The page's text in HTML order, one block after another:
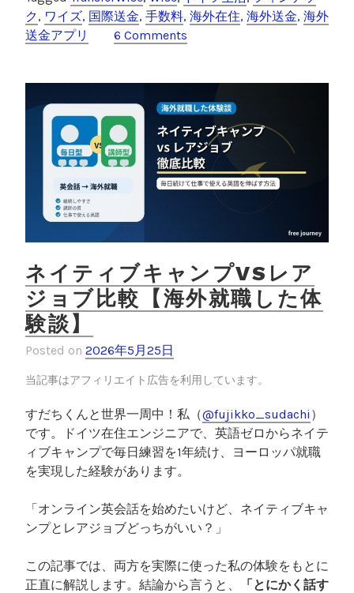
外
送
ュ
｜
銀
り
安
い
理
由
体
験
解
説
”
e
b
o
k
er
k
et
ク, ワイズ, 国際送金, 手数料, 海外在住, 海外送金, 海外
送金アプリ
6 Comments
ネイティブキャンプVSレア
ジョブ比較【海外就職した体
験談】
Posted on 2026年5月25日
当記事はアフィリエイト広告を利用しています。
すだちくんと世界一周中！私（@fujikko_sudachi ）
です。ドイツ在住エンジニアで、英語ゼロからネイテ
ィブキャンプで毎日練習を1年続け、ヨーロッパ就職
を実現した経験があります。
「オンライン英会話を始めたいけど、ネイティブキャ
ンプとレアジョブどっちがいい？」
この記事では、両方を実際に使った私の体験をもとに
正直に解説します。結論から言うと、
「とにかく話す